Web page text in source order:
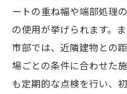
ートの重ね幅や端部処理
の使用が挙げられます。
市部では、近隣建物との
場ごとの条件に合わせた
も定期的な点検を行い、